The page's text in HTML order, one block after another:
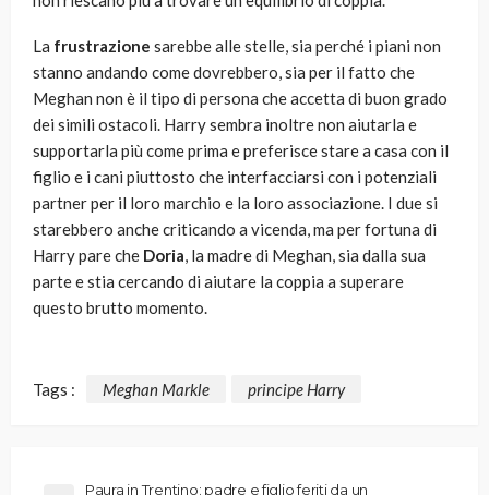
La frustrazione sarebbe alle stelle, sia perché i piani non
stanno andando come dovrebbero, sia per il fatto che
Meghan non è il tipo di persona che accetta di buon grado
dei simili ostacoli. Harry sembra inoltre non aiutarla e
supportarla più come prima e preferisce stare a casa con il
figlio e i cani piuttosto che interfacciarsi con i potenziali
partner per il loro marchio e la loro associazione. I due si
starebbero anche criticando a vicenda, ma per fortuna di
Harry pare che Doria, la madre di Meghan, sia dalla sua
parte e stia cercando di aiutare la coppia a superare
questo brutto momento.
Tags : Meghan Markle principe Harry
Paura in Trentino: padre e figlio feriti da un